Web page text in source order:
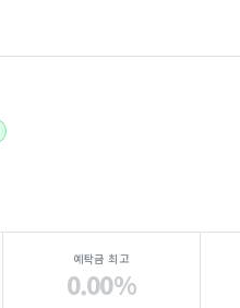
예탁금 최고
0.00%